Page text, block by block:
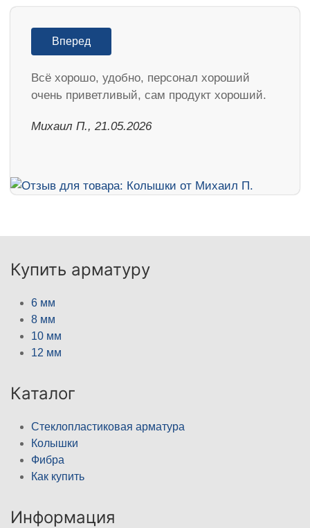
Вперед
Всё хорошо, удобно, персонал хороший
очень приветливый, сам продукт хороший.
Михаил П., 21.05.2026
Купить арматуру
6 мм
8 мм
10 мм
12 мм
Каталог
Стеклопластиковая арматура
Колышки
Фибра
Как купить
Информация